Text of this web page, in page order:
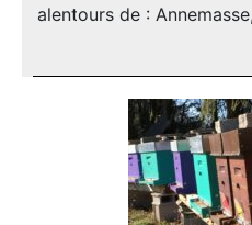
alentours de :